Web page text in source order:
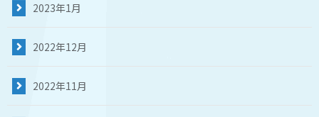
2023年1月
2022年12月
2022年11月